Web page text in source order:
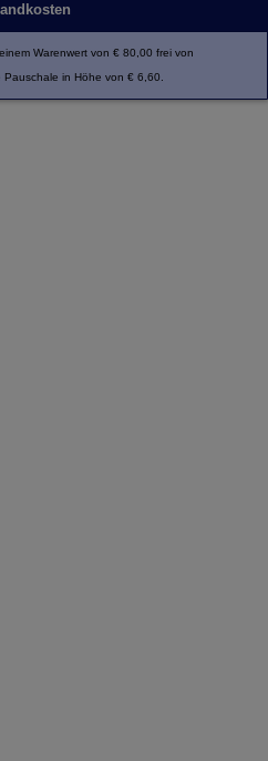
Warenwert von € 80,00 frei von
in Höhe von € 6,60.